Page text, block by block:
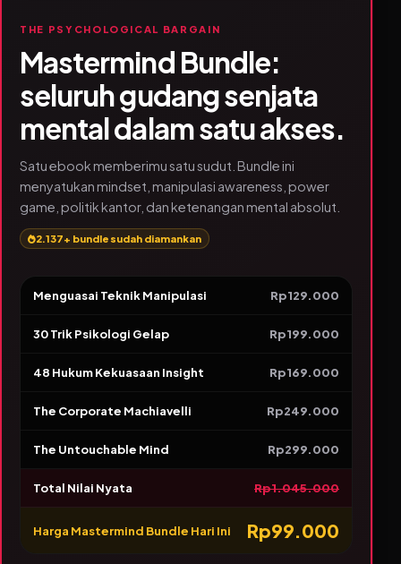
THE PSYCHOLOGICAL BARGAIN
Mastermind Bundle:
seluruh gudang senjata
mental dalam satu akses.
Satu ebook memberimu satu sudut. Bundle ini
menyatukan mindset, manipulasi awareness, power
game, politik kantor, dan ketenangan mental absolut.
2.137+ bundle sudah diamankan
Menguasai Teknik Manipulasi Rp129.000
30 Trik Psikologi Gelap Rp199.000
48 Hukum Kekuasaan Insight Rp169.000
The Corporate Machiavelli Rp249.000
The Untouchable Mind Rp299.000
Total Nilai Nyata Rp1.045.000
Harga Mastermind Bundle Hari Ini Rp99.000